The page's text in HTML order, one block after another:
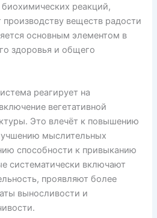
реакций,
веществ радости
основным элементом в
здоровья и общего
реагирует на
вегетативной
Это влечёт к повышению
мыслительных
способности к привыканию
систематически включают
проявляют более
выносливости и